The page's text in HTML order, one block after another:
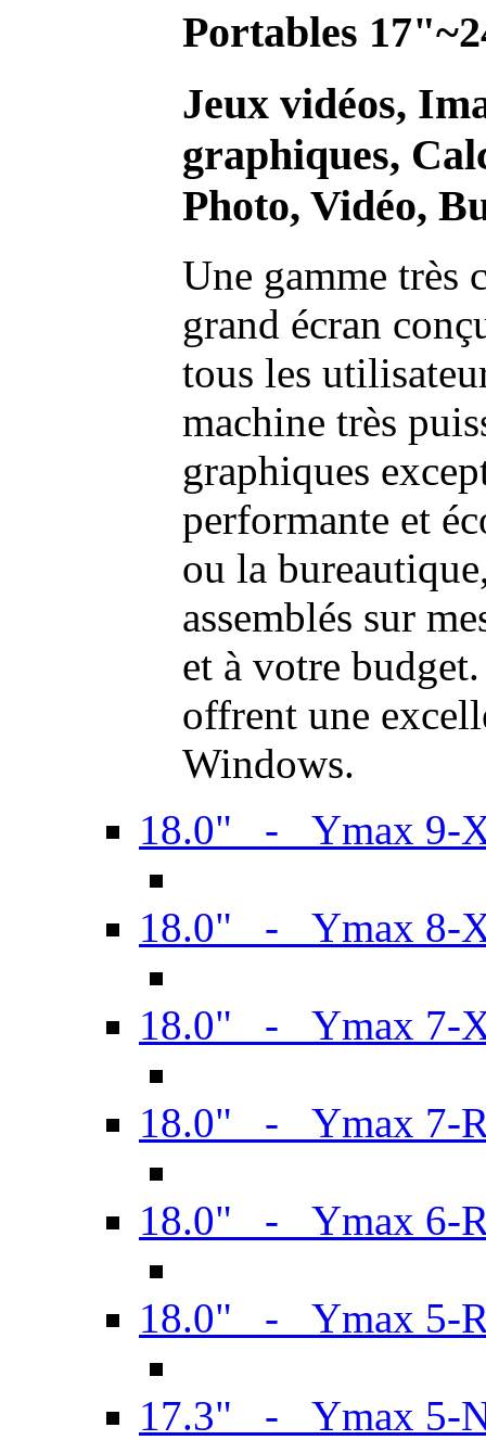
Portables
Jeux vidéos,
graphiques,
Photo, Vidéo,
Une gamme très
grand écran
tous les
machine très
graphiques
performante et
ou la
assemblés sur
et à votre
offrent une
Windows.
18.0" - Ymax 9-
18.0" - Ymax 8-
18.0" - Ymax 7-
18.0" - Ymax 7-
18.0" - Ymax 6-
18.0" - Ymax 5-
17.3" - Ymax 5-